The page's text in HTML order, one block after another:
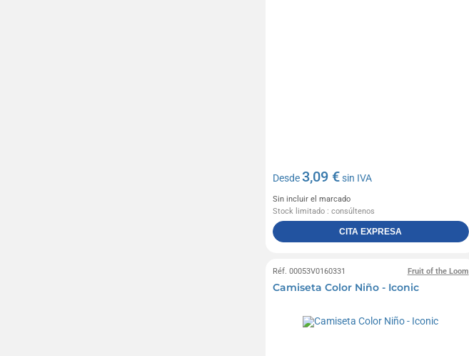
Desde3,09 €sin IVA
Sin incluir el marcado
Stock limitado : consúltenos
CITA EXPRESA
Fruit of the Loom
Réf. 00053V0160331
Camiseta Color Niño - Iconic